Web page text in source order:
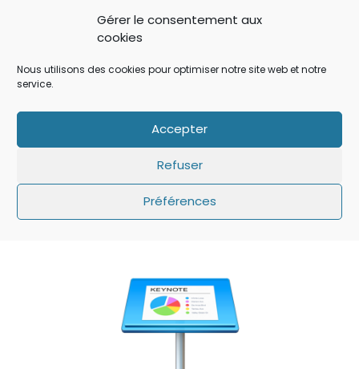
Gérer le consentement aux
cookies
Nous utilisons des cookies pour optimiser notre site web et notre
service.
Accepter
Refuser
Préférences
IOS: QUE FAIRE SI LE MINUTEUR NE S’AFFICHE